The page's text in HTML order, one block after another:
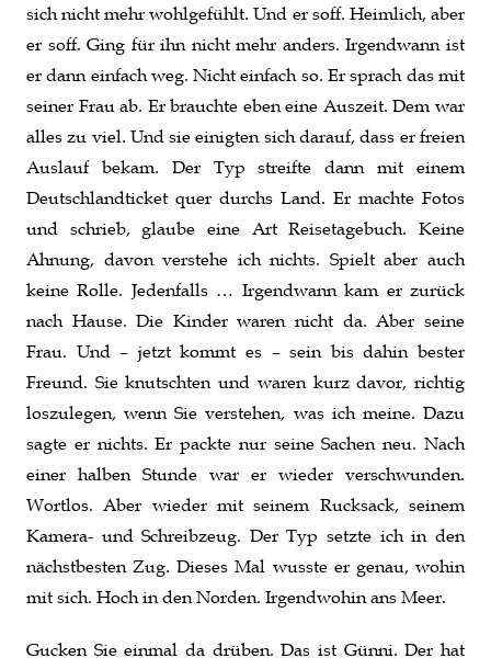
sich nicht mehr wohlgefühlt. Und er soff. Heimlich, aber
er soff. Ging für ihn nicht mehr anders. Irgendwann ist
er dann einfach weg. Nicht einfach so. Er sprach das mit
seiner Frau ab. Er brauchte eben eine Auszeit. Dem war
alles zu viel. Und sie einigten sich darauf, dass er freien
Auslauf bekam. Der Typ streifte dann mit einem
Deutschlandticket quer durchs Land. Er machte Fotos
und schrieb, glaube eine Art Reisetagebuch. Keine
Ahnung, davon verstehe ich nichts. Spielt aber auch
keine Rolle. Jedenfalls … Irgendwann kam er zurück
nach Hause. Die Kinder waren nicht da. Aber seine
Frau. Und – jetzt kommt es – sein bis dahin bester
Freund. Sie knutschten und waren kurz davor, richtig
loszulegen, wenn Sie verstehen, was ich meine. Dazu
sagte er nichts. Er packte nur seine Sachen neu. Nach
einer halben Stunde war er wieder verschwunden.
Wortlos. Aber wieder mit seinem Rucksack, seinem
Kamera- und Schreibzeug. Der Typ setzte ich in den
nächstbesten Zug. Dieses Mal wusste er genau, wohin
mit sich. Hoch in den Norden. Irgendwohin ans Meer.
Gucken Sie einmal da drüben. Das ist Günni. Der hat